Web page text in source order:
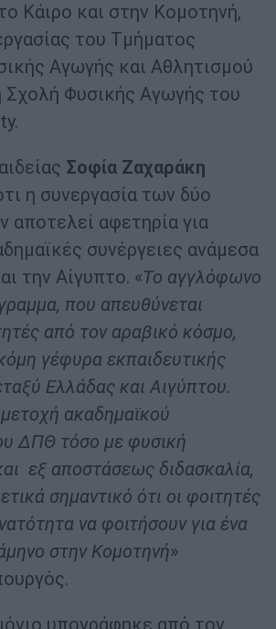
Κάιρο και στην Κομοτηνή,
του Τμήματος
Αγωγής και Αθλητισμού
Φυσικής Αγωγής του
Σοφία Ζαχαράκη
η συνεργασία των δύο
αποτελεί αφετηρία για
συνέργειες ανάμεσα
την Αίγυπτο. «Το αγγλόφωνο
που απευθύνεται
από τον αραβικό κόσμο,
γέφυρα εκπαιδευτικής
Ελλάδας και Αιγύπτου.
ακαδημαϊκού
ΔΠΘ τόσο με φυσική
εξ αποστάσεως διδασκαλία,
σημαντικό ότι οι φοιτητές
να φοιτήσουν για ένα
στην Κομοτηνή»